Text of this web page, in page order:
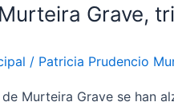
Grave,
/ Patricia Prudencio
Murteira Grave se